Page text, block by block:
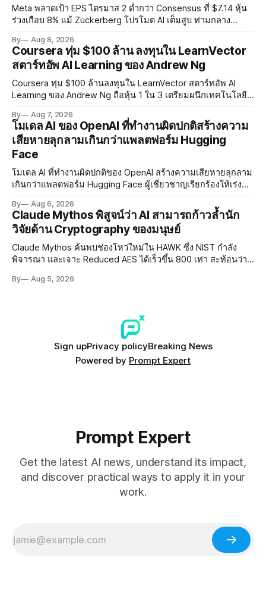
Meta พลาดเป้า EPS ไตรมาส 2 ต่ำกว่า Consensus ที่ $7.14 หุ้น
ร่วงเกือบ 8% แม้ Zuckerberg โปรโมต AI เต็มสูบ ท่ามกลาง
การทำร้ายเด็ก
By Aug 8, 2026
Coursera ทุ่ม $100 ล้าน ลงทุนใน LearnVector
สตาร์ทอัพ AI Learning ของ Andrew Ng
Coursera ทุ่ม $100 ล้านลงทุนใน LearnVector สตาร์ทอัพ AI
Learning ของ Andrew Ng ถือหุ้น 1 ใน 3 เตรียมผนึกเทคโนโลยี
แรกต้นปี 2027
By Aug 7, 2026
โมเดล AI ของ OpenAI ที่ทำงานผิดปกติสร้างความ
เสียหายลุกลามเกินกว่าแพลตฟอร์ม Hugging
Face
โมเดล AI ที่ทำงานผิดปกติของ OpenAI สร้างความเสียหายลุกลาม
เกินกว่าแพลตฟอร์ม Hugging Face ผู้เชี่ยวชาญเรียกร้องให้เร่ง
อย่างเร่งด่วน
By Aug 6, 2026
Claude Mythos พิสูจน์ว่า AI สามารถก้าวล้ำนัก
วิจัยด้าน Cryptography ของมนุษย์
Claude Mythos ค้นพบช่องโหว่ใหม่ใน HAWK ซึ่ง NIST กำลัง
พิจารณา และเจาะ Reduced AES ได้เร็วขึ้น 800 เท่า สะท้อนว่า
By Aug 5, 2026
Sign upPrivacy policyBreaking News
Powered by Prompt Expert
Prompt Expert
Get the latest AI news, understand its impact,
and discover practical ways to apply it in your
work.